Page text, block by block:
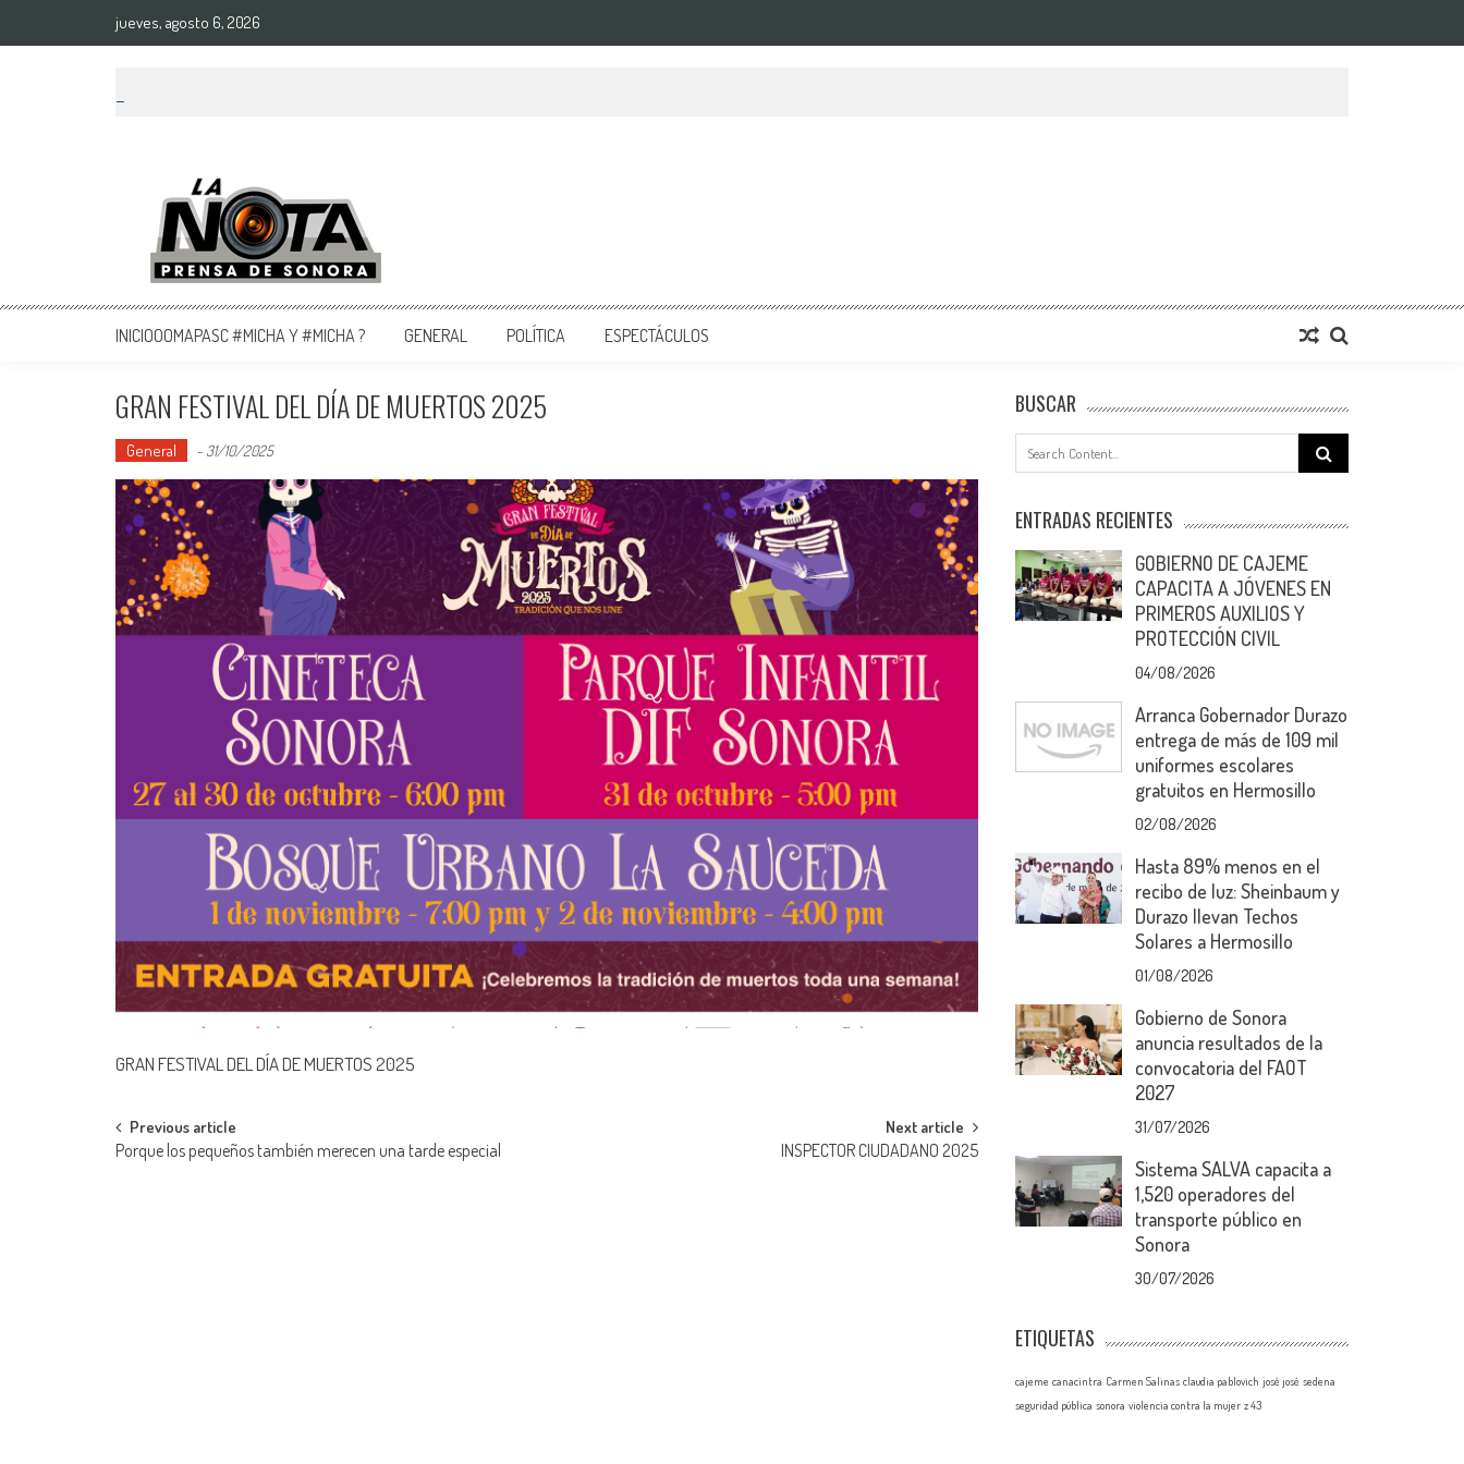
jueves, agosto 6, 2026
La Nota Prensa De Sonora
Noticias del día
INICIOOOMAPASC #MICHA Y #MICHA ? GENERAL POLÍTICA ESPECTÁCULOS
GRAN FESTIVAL DEL DÍA DE MUERTOS 2025
General - 31/10/2025
GRAN FESTIVAL DEL DÍA DE MUERTOS 2025
Post
navigation
Previous article
Porque los pequeños también merecen una tarde especial
Next article
INSPECTOR CIUDADANO 2025
BUSCAR
Search
for:
ENTRADAS RECIENTES
GOBIERNO DE CAJEME
CAPACITA A JÓVENES EN
PRIMEROS AUXILIOS Y
PROTECCIÓN CIVIL
04/08/2026
Arranca Gobernador Durazo
entrega de más de 109 mil
uniformes escolares
gratuitos en Hermosillo
02/08/2026
Hasta 89% menos en el
recibo de luz: Sheinbaum y
Durazo llevan Techos
Solares a Hermosillo
01/08/2026
Gobierno de Sonora
anuncia resultados de la
convocatoria del FAOT
2027
31/07/2026
Sistema SALVA capacita a
1,520 operadores del
transporte público en
Sonora
30/07/2026
ETIQUETAS
cajeme canacintra Carmen Salinas claudia pablovich josé josé sedena
seguridad pública sonora violencia contra la mujer z 43